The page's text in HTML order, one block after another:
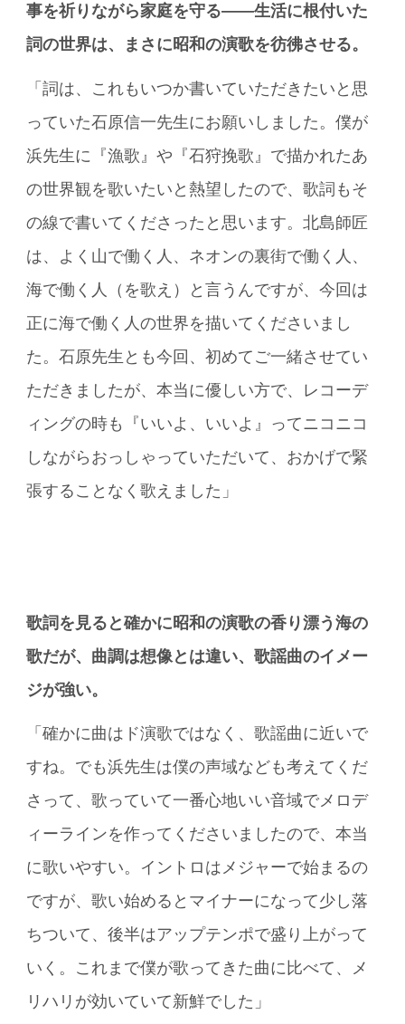
事を祈りながら家庭を守る――生活に根付いた
詞の世界は、まさに昭和の演歌を彷彿させる。
「詞は、これもいつか書いていただきたいと思
っていた石原信一先生にお願いしました。僕が
浜先生に『漁歌』や『石狩挽歌』で描かれたあ
の世界観を歌いたいと熱望したので、歌詞もそ
の線で書いてくださったと思います。北島師匠
は、よく山で働く人、ネオンの裏街で働く人、
海で働く人（を歌え）と言うんですが、今回は
正に海で働く人の世界を描いてくださいまし
た。石原先生とも今回、初めてご一緒させてい
ただきましたが、本当に優しい方で、レコーデ
ィングの時も『いいよ、いいよ』ってニコニコ
しながらおっしゃっていただいて、おかげで緊
張することなく歌えました」
歌詞を見ると確かに昭和の演歌の香り漂う海の
歌だが、曲調は想像とは違い、歌謡曲のイメー
ジが強い。
「確かに曲はド演歌ではなく、歌謡曲に近いで
すね。でも浜先生は僕の声域なども考えてくだ
さって、歌っていて一番心地いい音域でメロデ
ィーラインを作ってくださいましたので、本当
に歌いやすい。イントロはメジャーで始まるの
ですが、歌い始めるとマイナーになって少し落
ちついて、後半はアップテンポで盛り上がって
いく。これまで僕が歌ってきた曲に比べて、メ
リハリが効いていて新鮮でした」